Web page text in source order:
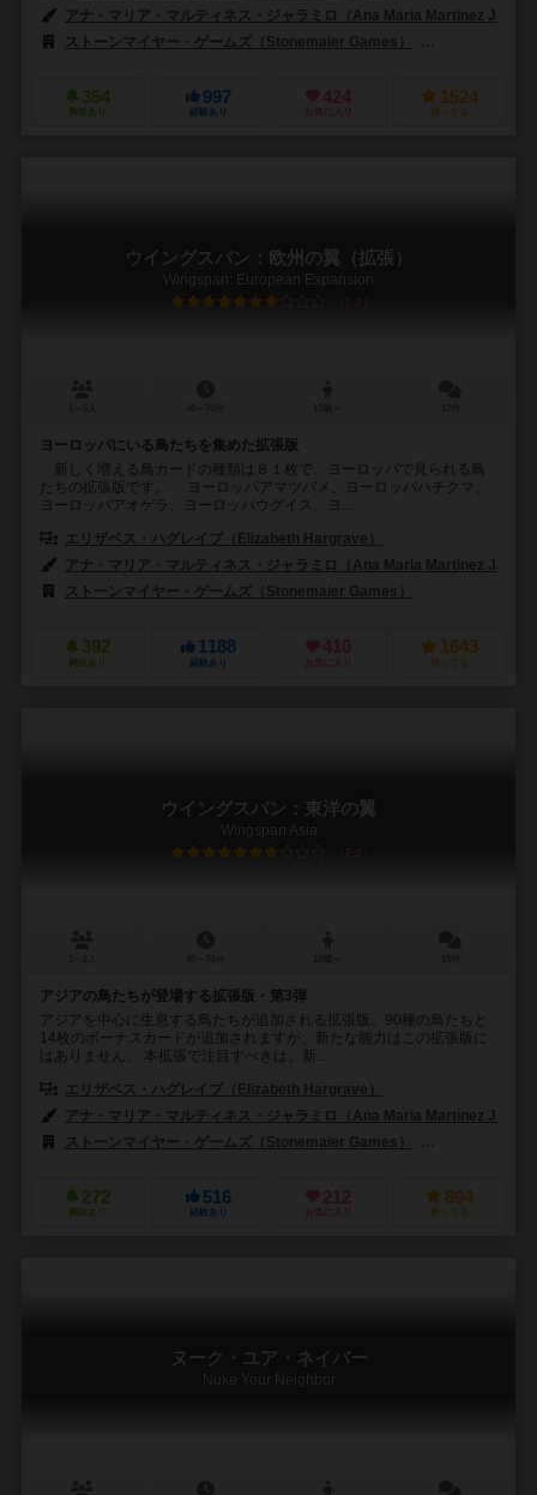
アナ・マリア・マルティネス・ジャラミロ（Ana Maria Martinez
ストーンマイヤー・ゲームズ（Stonemaier Games）
354
興味あり
997
経験あり
424
お気に入り
1524
持ってる
ウイングスパン：欧州の翼（拡張）
Wingspan: European Expansion
7.2
ヨーロッパにいる鳥たちを集めた拡張版
新しく増える鳥カードの種類は８１枚で、ヨーロッパで見られる鳥
たちの拡張版です。 ヨーロッパアマツバメ、ヨーロッパハチクマ、
ヨーロッパアオゲラ、ヨーロッパウグイス、ヨ...
エリザベス・ハグレイブ（Elizabeth Hargrave）
アナ・マリア・マルティネス・ジャラミロ（Ana Maria Martinez
ストーンマイヤー・ゲームズ（Stonemaier Games）
392
興味あり
1188
経験あり
410
お気に入り
1643
持ってる
ウイングスパン：東洋の翼
Wingspan Asia
7.2
アジアの鳥たちが登場する拡張版・第3弾
アジアを中心に生息する鳥たちが追加される拡張版。90種の鳥たちと
14枚のボーナスカードが追加されますが、新たな能力はこの拡張版に
はありません。 本拡張で注目すべきは、新...
エリザベス・ハグレイブ（Elizabeth Hargrave）
アナ・マリア・マルティネス・ジャラミロ（Ana Maria Martinez
ストーンマイヤー・ゲームズ（Stonemaier Games）
272
興味あり
516
経験あり
212
お気に入り
894
持ってる
ヌーク・ユア・ネイバー
Nuke Your Neighbor